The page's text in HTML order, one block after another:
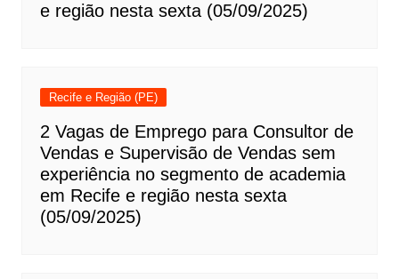
e região nesta sexta (05/09/2025)
Recife e Região (PE)
2 Vagas de Emprego para Consultor de
Vendas e Supervisão de Vendas sem
experiência no segmento de academia
em Recife e região nesta sexta
(05/09/2025)